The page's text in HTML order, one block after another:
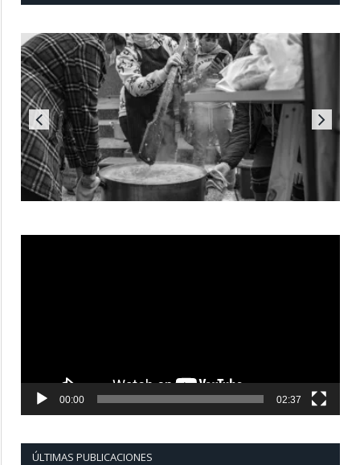
00:00 02:37
ÚLTIMAS PUBLICACIONES